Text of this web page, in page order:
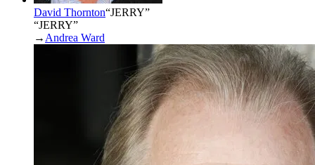
David Thornton“JERRY”
“JERRY”
→ Andrea Ward